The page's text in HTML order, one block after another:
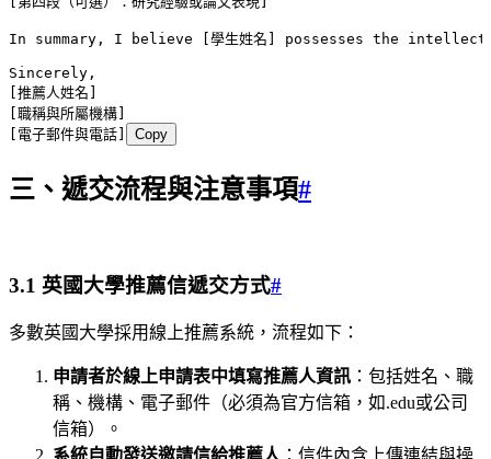
In summary, I believe [學生姓名] possesses the
Sincerely,
[推薦人姓名]
[職稱與所屬機構]
[電子郵件與電話]
Copy
三、遞交流程與注意事項#
3.1 英國大學推薦信遞交方式#
多數英國大學採用線上推薦系統，流程如下：
申請者於線上申請表中填寫推薦人資訊 ：包括姓名、職
稱、機構、電子郵件（必須為官方信箱，如.edu或公司
信箱）。